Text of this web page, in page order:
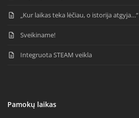
„Kur laikas teka lėčiau, o istorija atgyja…“
Sveikiname!
Integruota STEAM veikla
Pamokų laikas